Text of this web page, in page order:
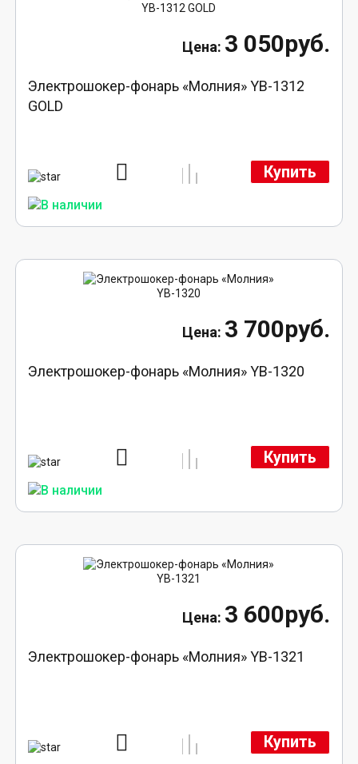
3 050руб.
Электрошокер-фонарь «Молния» YB-1312
GOLD
Купить
3 700руб.
Электрошокер-фонарь «Молния» YB-1320
Купить
3 600руб.
Электрошокер-фонарь «Молния» YB-1321
Купить